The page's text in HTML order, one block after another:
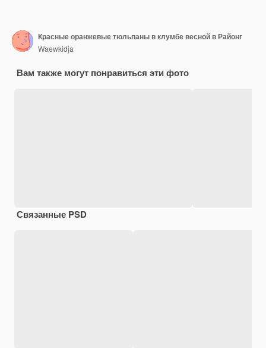
Красные оранжевые тюльпаны в клумбе весной в Районг
Waewkidja
Вам также могут понравиться эти фото
Связанные PSD